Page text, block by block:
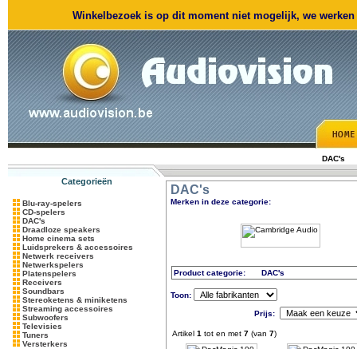
Winkelbezoek is op dit moment niet mogelijk, we
DAC's
Categorieën
Blu-ray-spelers
CD-spelers
DAC's
Draadloze speakers
Home cinema sets
Luidsprekers & accessoires
Netwerk receivers
Netwerkspelers
Platenspelers
Receivers
Soundbars
Stereoketens & miniketens
Streaming accessoires
Subwoofers
Televisies
Tuners
Versterkers
DAC's
Merken in deze categorie:
Product categorie: DAC's
Toon:
Prijs:
Artikel 1 tot en met 7 (van 7)